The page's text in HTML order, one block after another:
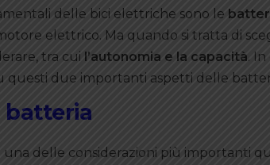
delle bici elettriche sono le
elettrico. Ma quando si tratta di
tra cui l’autonomia e la capacità.
questi due importanti aspetti delle
batteria
una delle considerazioni più importanti